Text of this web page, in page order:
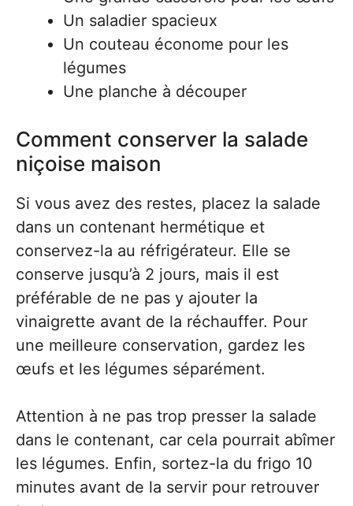
Un saladier spacieux
Un couteau économe pour les
légumes
Une planche à découper
Comment conserver la salade
niçoise maison
Si vous avez des restes, placez la salade
dans un contenant hermétique et
conservez-la au réfrigérateur. Elle se
conserve jusqu’à 2 jours, mais il est
préférable de ne pas y ajouter la
vinaigrette avant de la réchauffer. Pour
une meilleure conservation, gardez les
œufs et les légumes séparément.
Attention à ne pas trop presser la salade
dans le contenant, car cela pourrait abîmer
les légumes. Enfin, sortez-la du frigo 10
minutes avant de la servir pour retrouver